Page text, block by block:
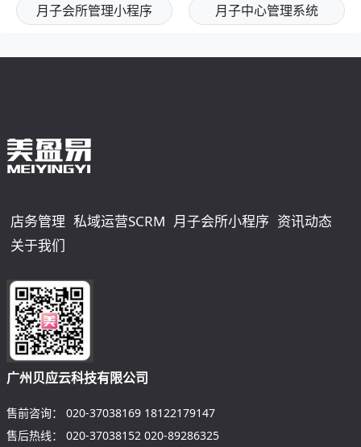
月子会所管理小程序 月子中心管理系统
店务管理 私域运营SCRM 月子会所小程序 资讯动态
关于我们
广州贝应云科技有限公司
售前咨询： 020-37038169 18122179147
售后热线：
020-37038152 020-89286325